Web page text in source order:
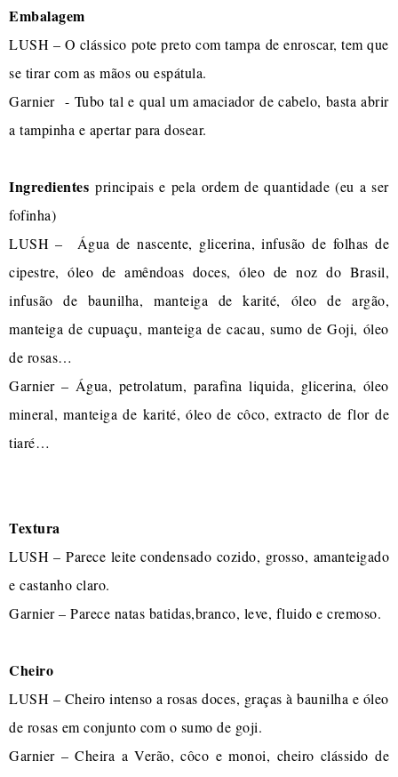
Embalagem
LUSH – O clássico pote preto com tampa de enroscar, tem que
se tirar com as mãos ou espátula.
Garnier - Tubo tal e qual um amaciador de cabelo, basta abrir
a tampinha e apertar para dosear.
Ingredientes principais e pela ordem de quantidade (eu a ser
fofinha)
LUSH – Água de nascente, glicerina, infusão de folhas de
cipestre, óleo de amêndoas doces, óleo de noz do Brasil,
infusão de baunilha, manteiga de karité, óleo de argão,
manteiga de cupuaçu, manteiga de cacau, sumo de Goji, óleo
de rosas…
Garnier – Água, petrolatum, parafina liquida, glicerina, óleo
mineral, manteiga de karité, óleo de côco, extracto de flor de
tiaré…
Textura
LUSH – Parece leite condensado cozido, grosso, amanteigado
e castanho claro.
Garnier – Parece natas batidas,branco, leve, fluido e cremoso.
Cheiro
LUSH – Cheiro intenso a rosas doces, graças à baunilha e óleo
de rosas em conjunto com o sumo de goji.
Garnier – Cheira a Verão, côco e monoi, cheiro clássido de